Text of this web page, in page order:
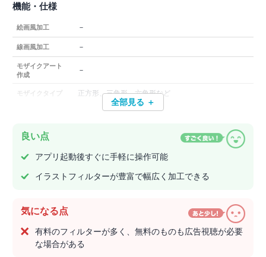
機能・仕様
絵画風加工 －
線画風加工 －
モザイクアート
作成
－
モザイクタイプ 正方形、三角形、六角形など
全部見る ＋
良い点
アプリ起動後すぐに手軽に操作可能
イラストフィルターが豊富で幅広く加工できる
気になる点
有料のフィルターが多く、無料のものも広告視聴が必要
な場合がある